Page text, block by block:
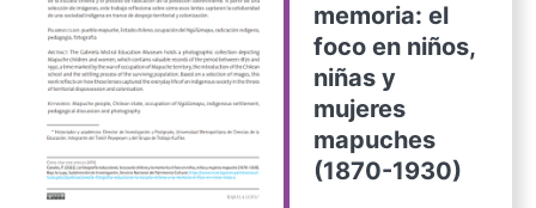
memoria: el
foco en niños,
niñas y
mujeres
mapuches
(1870-1930)